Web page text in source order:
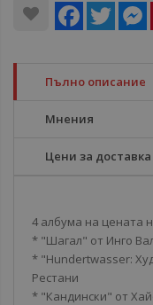
Facebook
Twitter
Пълно описание
Мнения
Цени за доставка
4 албума на цената
* "Шагал" от Инго
* "Hundertwasser:
Рестани
* "Кандински" от